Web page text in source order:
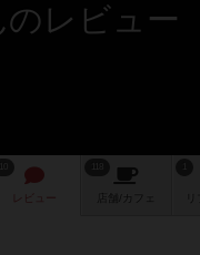
レビュー
レビュー 店舗/ カフェ